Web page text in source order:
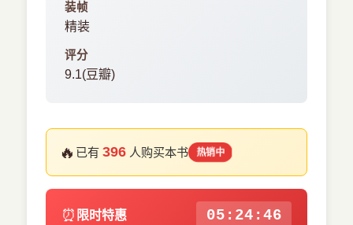
装帧
精装
评分
9.1(豆瓣)
🔥 已有396 人购买本书 热销中
⏰ 限时特惠 05:24:44